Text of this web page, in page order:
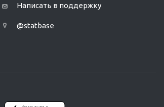
Написать в поддержку
@statbase